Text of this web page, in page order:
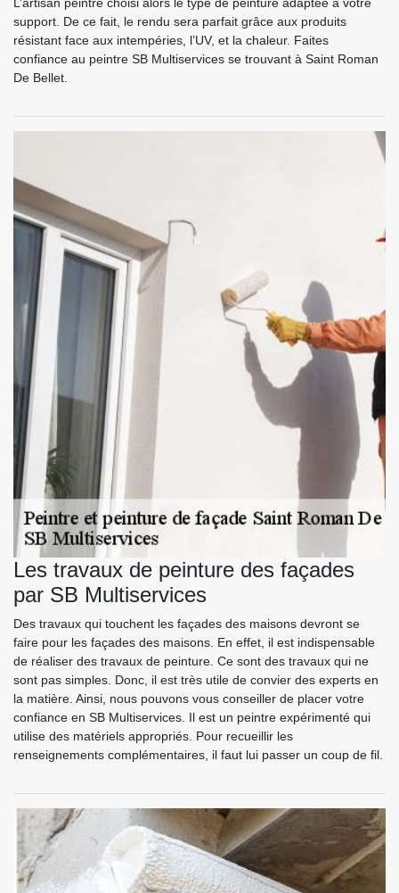
support. De ce fait, le rendu sera parfait grâce aux produits
résistant face aux intempéries, l’UV, et la chaleur. Faites
confiance au peintre SB Multiservices se trouvant à Saint Roman
De Bellet.
Les travaux de peinture des façades
par SB Multiservices
Des travaux qui touchent les façades des maisons devront se
faire pour les façades des maisons. En effet, il est indispensable
de réaliser des travaux de peinture. Ce sont des travaux qui ne
sont pas simples. Donc, il est très utile de convier des experts en
la matière. Ainsi, nous pouvons vous conseiller de placer votre
confiance en SB Multiservices. Il est un peintre expérimenté qui
utilise des matériels appropriés. Pour recueillir les
renseignements complémentaires, il faut lui passer un coup de fil.